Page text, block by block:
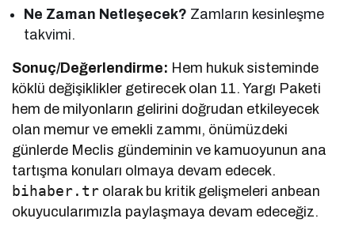
Ne Zaman Netleşecek? Zamların kesinleşme
takvimi.
Sonuç/Değerlendirme: Hem hukuk sisteminde
köklü değişiklikler getirecek olan 11. Yargı Paketi
hem de milyonların gelirini doğrudan etkileyecek
olan memur ve emekli zammı, önümüzdeki
günlerde Meclis gündeminin ve kamuoyunun ana
tartışma konuları olmaya devam edecek.
bihaber.tr olarak bu kritik gelişmeleri anbean
okuyucularımızla paylaşmaya devam edeceğiz.